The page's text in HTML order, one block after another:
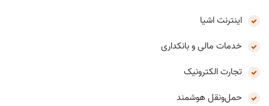
اینترنت اشیا
خدمات مالی و بانکداری
تجارت الکترونیک
حمل‌ونقل هوشمند